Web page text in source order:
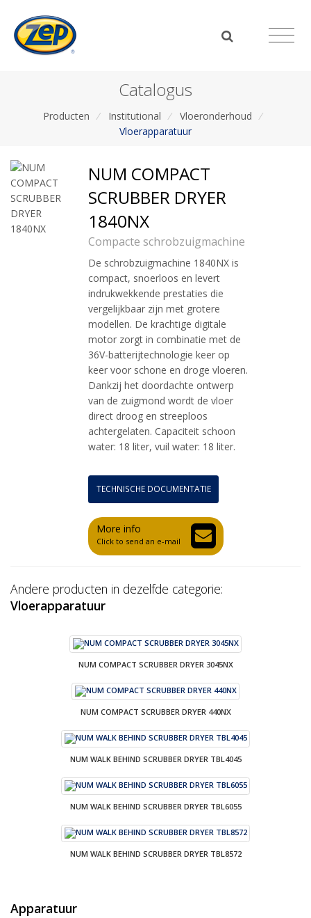
Catalogus
Producten / Institutional / Vloeronderhoud /
Vloerapparatuur
NUM COMPACT
SCRUBBER DRYER
1840NX
Compacte schrobzuigmachine
De schrobzuigmachine 1840NX is
compact, snoerloos en levert
indrukwekkende prestaties die
vergelijkbaar zijn met grotere
modellen. De krachtige digitale
motor zorgt in combinatie met de
36V-batterijtechnologie keer op
keer voor schone en droge vloeren.
Dankzij het doordachte ontwerp
van de zuigmond wordt de vloer
direct droog en streeploos
achtergelaten. Capaciteit schoon
water: 18 liter, vuil water: 18 liter.
TECHNISCHE DOCUMENTATIE
More info
Click to send an e-mail
Andere producten in dezelfde categorie:
Vloerapparatuur
NUM COMPACT SCRUBBER DRYER 3045NX
NUM COMPACT SCRUBBER DRYER 440NX
NUM WALK BEHIND SCRUBBER DRYER TBL4045
NUM WALK BEHIND SCRUBBER DRYER TBL6055
NUM WALK BEHIND SCRUBBER DRYER TBL8572
Apparatuur